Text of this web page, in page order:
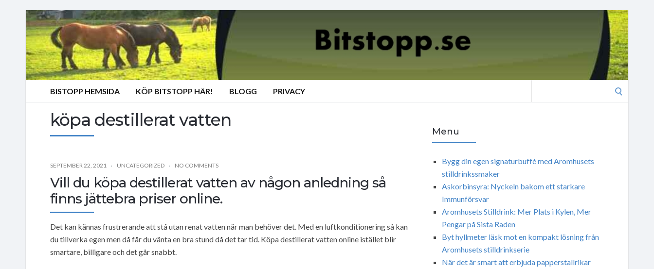
BISTOPP HEMSIDA KÖP BITSTOPP HÄR! BLOGG PRIVACY
köpa destillerat vatten
SEPTEMBER 22, 2021 UNCATEGORIZED NO COMMENTS
Vill du köpa destillerat vatten av någon anledning så
finns jättebra priser online.
Det kan kännas frustrerande att stå utan renat vatten när man behöver det. Med en luftkonditionering så kan
du tillverka egen men då får du vänta en bra stund då det tar tid. Köpa destillerat vatten online istället blir
smartare, billigare och det går snabbt.
Menu
Bygg din egen signaturbuffé med Aromhusets
stilldrinkssmaker
Askorbinsyra: Nyckeln bakom ett starkare
Immunförsvar
Aromhusets Stilldrink: Mer Plats i Kylen, Mer
Pengar på Sista Raden
Byt hyllmeter läsk mot en kompakt lösning från
Aromhusets stilldrinkserie
När det är smart att erbjuda papperstallrikar